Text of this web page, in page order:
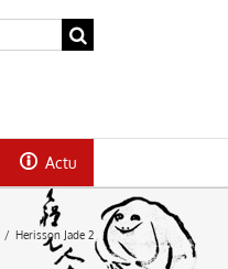
Actu
/ Herisson Jade 2